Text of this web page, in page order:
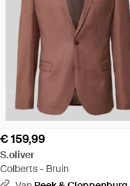
€ 159,99
S.oliver
Colberts - Bruin